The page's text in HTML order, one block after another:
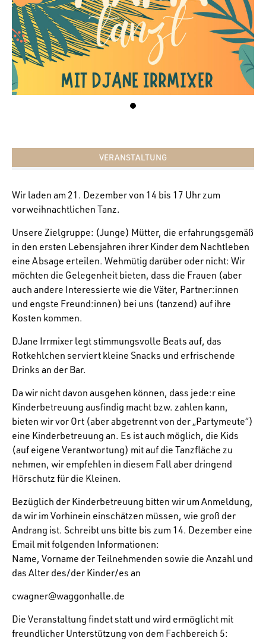
VERANSTALTUNG
Wir laden am 21. Dezember von 14 bis 17 Uhr zum
vorweihnachtlichen Tanz.
Unsere Zielgruppe: (Junge) Mütter, die erfahrungsgemäß
in den ersten Lebensjahren ihrer Kinder dem Nachtleben
eine Absage erteilen. Wehmütig darüber oder nicht: Wir
möchten die Gelegenheit bieten, dass die Frauen (aber
auch andere Interessierte wie die Väter, Partner:innen
und engste Freund:innen) bei uns (tanzend) auf ihre
Kosten kommen.
DJane Irrmixer legt stimmungsvolle Beats auf, das
Rotkehlchen serviert kleine Snacks und erfrischende
Drinks an der Bar.
Da wir nicht davon ausgehen können, dass jede:r eine
Kinderbetreuung ausfindig macht bzw. zahlen kann,
bieten wir vor Ort (aber abgetrennt von der „Partymeute“)
eine Kinderbetreuung an. Es ist auch möglich, die Kids
(auf eigene Verantwortung) mit auf die Tanzfläche zu
nehmen, wir empfehlen in diesem Fall aber dringend
Hörschutz für die Kleinen.
Bezüglich der Kinderbetreuung bitten wir um Anmeldung,
da wir im Vorhinein einschätzen müssen, wie groß der
Andrang ist. Schreibt uns bitte bis zum 14. Dezember eine
Email mit folgenden Informationen:
Name, Vorname der Teilnehmenden sowie die Anzahl und
das Alter des/der Kinder/es an
cwagner@waggonhalle.de
Die Veranstaltung findet statt und wird ermöglicht mit
freundlicher Unterstützung von dem Fachbereich 5: